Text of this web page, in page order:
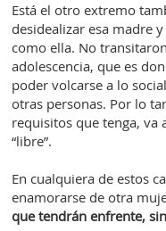
Está el otro extremo
desidealizar esa madre
como ella. No
adolescencia, que es
poder volcarse a lo
otras personas. Por lo
requisitos que tenga, va
“libre”.
En cualquiera de estos
enamorarse de otra
que tendrán enfrente,